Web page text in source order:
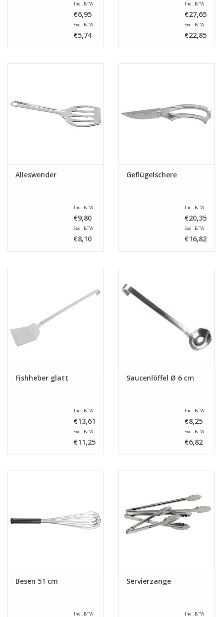
Incl. BTW
€6,95
Excl. BTW
€5,74
Incl. BTW
€27,65
Excl. BTW
€22,85
Alleswender
Incl. BTW
€9,80
Excl. BTW
€8,10
Geflügelschere
Incl. BTW
€20,35
Excl. BTW
€16,82
Fishheber glatt
Incl. BTW
€13,61
Excl. BTW
€11,25
Saucenlöffel Ø 6 cm
Incl. BTW
€8,25
Excl. BTW
€6,82
Besen 51 cm
Incl. BTW
Servierzange
Incl. BTW